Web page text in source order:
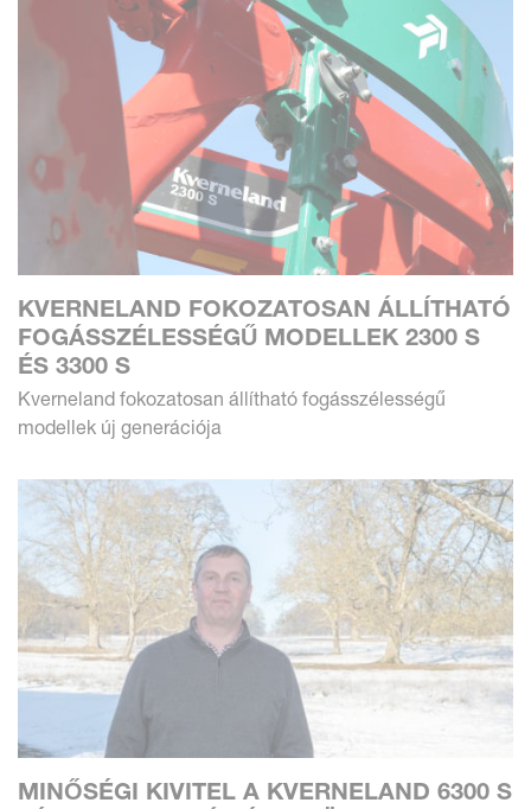
KVERNELAND FOKOZATOSAN ÁLLÍTHATÓ
FOGÁSSZÉLESSÉGŰ MODELLEK 2300 S
ÉS 3300 S
Kverneland fokozatosan állítható fogásszélességű
modellek új generációja
MINŐSÉGI KIVITEL A KVERNELAND 6300 S